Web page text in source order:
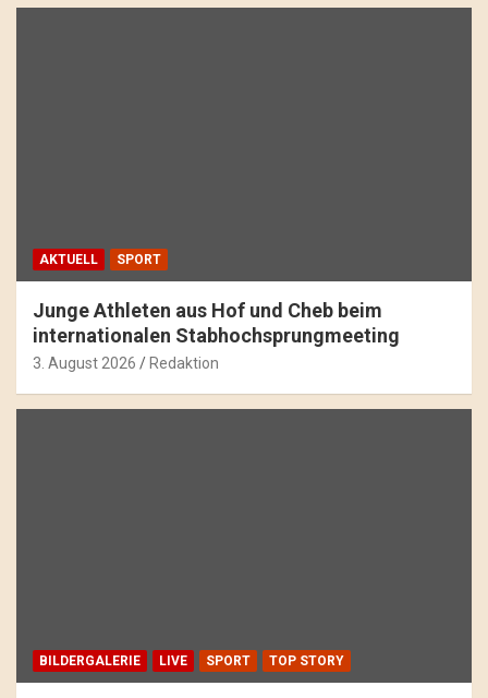
AKTUELL SPORT
Junge Athleten aus Hof und Cheb beim
internationalen Stabhochsprungmeeting
3. August 2026 Redaktion
BILDERGALERIE LIVE SPORT TOP STORY